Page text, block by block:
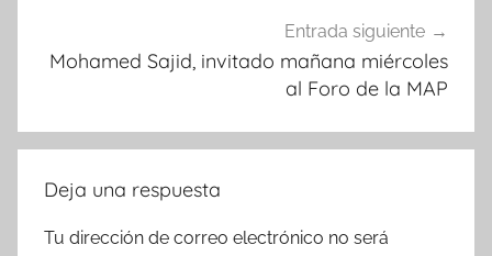
Entrada siguiente
Mohamed Sajid, invitado mañana miércoles
al Foro de la MAP
Deja una respuesta
Tu dirección de correo electrónico no será